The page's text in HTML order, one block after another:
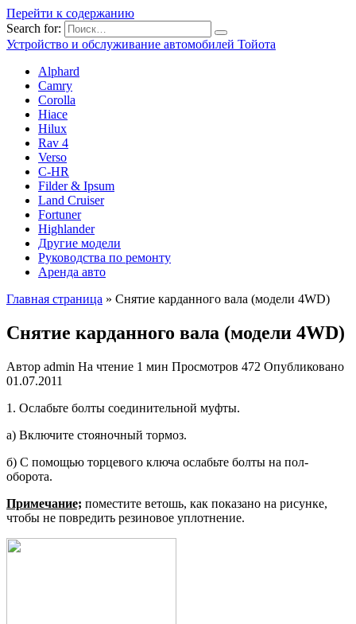
Перейти к содержанию
Search for:
Устройство и обслуживание автомобилей Тойота
Alphard
Camry
Corolla
Hiace
Hilux
Rav 4
Verso
C-HR
Filder & Ipsum
Land Cruiser
Fortuner
Highlander
Другие модели
Руководства по ремонту
Аренда авто
Главная страница » Снятие карданного вала (модели 4WD)
Снятие карданного вала (модели 4WD)
Автор admin На чтение 1 мин Просмотров 472 Опубликовано
01.07.2011
1. Ослабьте болты соединительной муфты.
а) Включите стояночный тормоз.
б) С помощью торцевого ключа ос­лабьте болты на пол-
оборота.
Примечание; поместите ветошь, как показано на рисунке,
чтобы не по­вредить резиновое уплотнение.